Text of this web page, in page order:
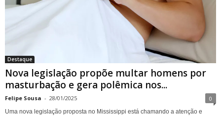
Destaque
Nova legislação propõe multar homens por
masturbação e gera polêmica nos...
Felipe Sousa - 28/01/2025 0
Uma nova legislação proposta no Mississippi está chamando a atenção e